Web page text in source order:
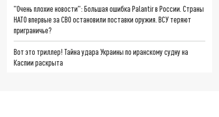
"Очень плохие новости": Большая ошибка Palantir в России. Страны
НАТО впервые за СВО остановили поставки оружия. ВСУ теряют
приграничье?
Вот это триллер! Тайна удара Украины по иранскому судну на
Каспии раскрыта